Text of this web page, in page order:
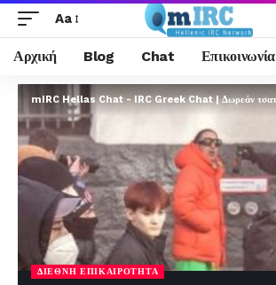
Aa
Αρχική Blog Chat Επικοινωνία
ΔΙΕΘΝΉ ΕΠΙΚΑΙΡΌΤΗΤΑ